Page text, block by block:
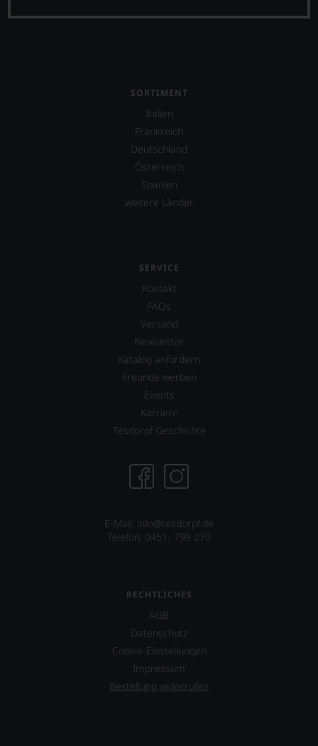
SORTIMENT
Italien
Frankreich
Deutschland
Österreich
Spanien
weitere Länder
SERVICE
Kontakt
FAQs
Versand
Newsletter
Katalog anfordern
Freunde werben
Events
Karriere
Tesdorpf Geschichte
E-Mail: info@tesdorpf.de
Telefon: 0451- 799 270
RECHTLICHES
AGB
Datenschutz
Cookie-Einstellungen
Impressum
Bestellung widerrufen